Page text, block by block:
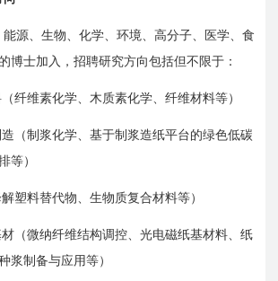
源、生物、化学、环境、高分子、医学、食
博士加入，招聘研究方向包括但不限于：
纤维素化学、木质素化学、纤维材料等）
（制浆化学、基于制浆造纸平台的绿色低碳
等）
塑料替代物、生物质复合材料等）
（微纳纤维结构调控、光电磁纸基材料、纸
浆制备与应用等）